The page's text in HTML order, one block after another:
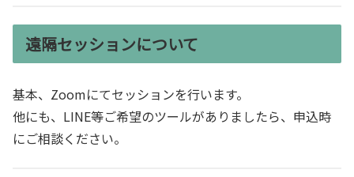
遠隔セッションについて
基本、Zoomにてセッションを行います。
他にも、LINE等ご希望のツールがありましたら、申込時
にご相談ください。